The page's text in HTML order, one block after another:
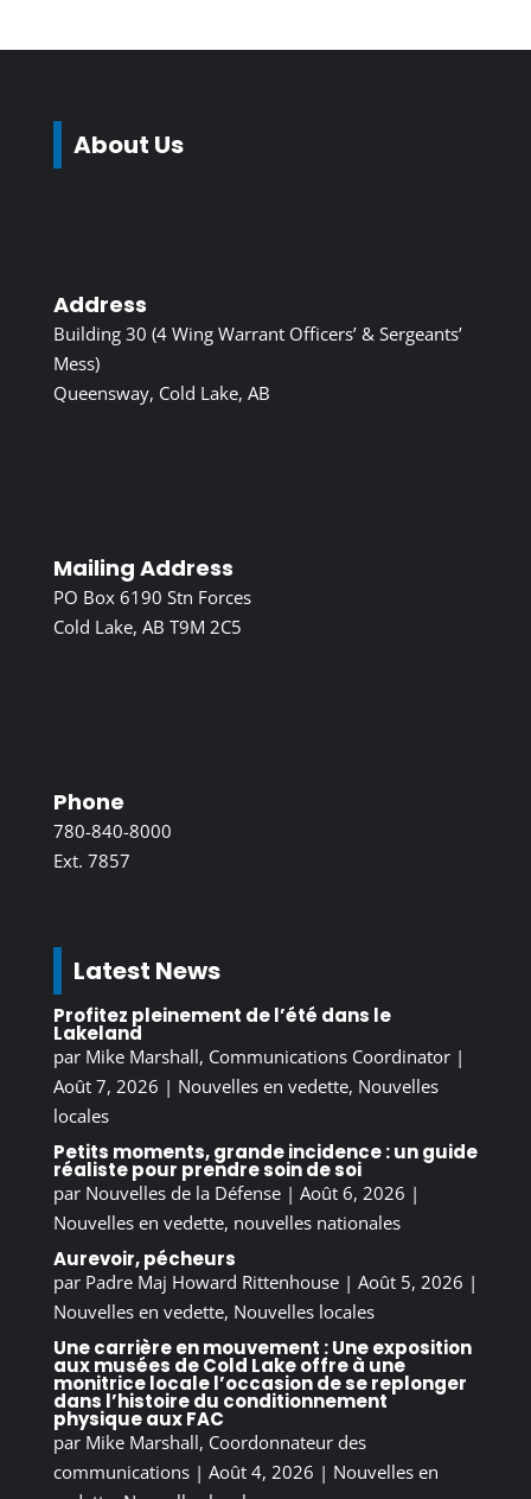
About Us
Address
Building 30 (4 Wing Warrant Officers’ & Sergeants’
Mess)
Queensway, Cold Lake, AB
Mailing Address
PO Box 6190 Stn Forces
Cold Lake, AB T9M 2C5
Phone
780-840-8000
Ext. 7857
Latest News
Profitez pleinement de l’été dans le
Lakeland
par Mike Marshall, Communications Coordinator|
Août 7, 2026 | Nouvelles en vedette, Nouvelles
locales
Petits moments, grande incidence : un guide
réaliste pour prendre soin de soi
par Nouvelles de la Défense| Août 6, 2026 |
Nouvelles en vedette, nouvelles nationales
Aurevoir, pécheurs
par Padre Maj Howard Rittenhouse| Août 5, 2026 |
Nouvelles en vedette, Nouvelles locales
Une carrière en mouvement : Une exposition
aux musées de Cold Lake offre à une
monitrice locale l’occasion de se replonger
dans l’histoire du conditionnement
physique aux FAC
par Mike Marshall, Coordonnateur des
communications| Août 4, 2026 | Nouvelles en